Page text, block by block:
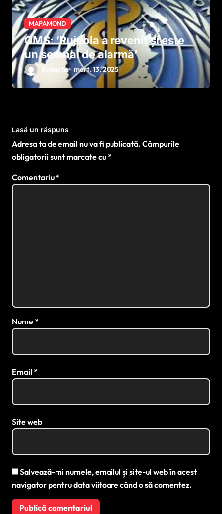
MAPAMOND
OMS: ‘Rujeola a revenit și este
un semnal de alarmă’
Redactia mart. 13, 2025
Lasă un răspuns
Adresa ta de email nu va fi publicată. Câmpurile
obligatorii sunt marcate cu*
Comentariu*
Nume*
Email *
Site web
Salvează-mi numele, emailul și site-ul web în acest
navigator pentru data viitoare când o să comentez.